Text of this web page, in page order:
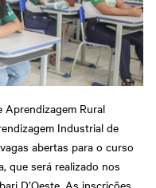
Aprendizagem Rural
Industrial de
abertas para o curso
que será realizado nos
D’Oeste. As inscrições